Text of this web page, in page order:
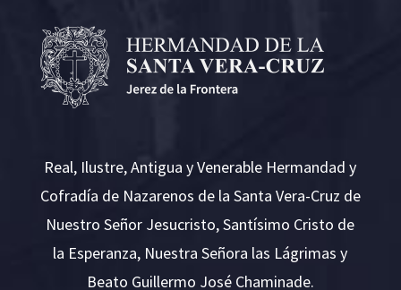
Real, Ilustre, Antigua y Venerable Hermandad y
Cofradía de Nazarenos de la Santa Vera-Cruz de
Nuestro Señor Jesucristo, Santísimo Cristo de
la Esperanza, Nuestra Señora las Lágrimas y
Beato Guillermo José Chaminade.